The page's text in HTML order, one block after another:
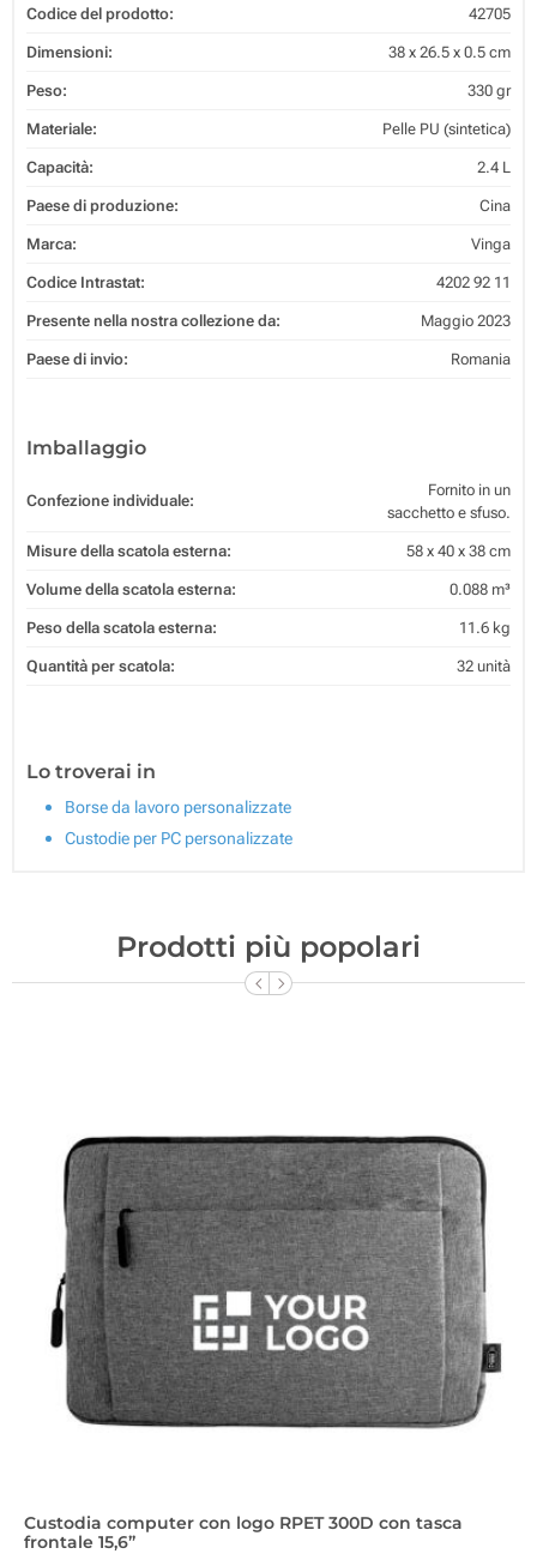
Codice del prodotto: 42705
Dimensioni: 38 x 26.5 x 0.5 cm
Peso: 330 gr
Materiale: Pelle PU (sintetica)
Capacità: 2.4 L
Paese di produzione: Cina
Marca: Vinga
Codice Intrastat: 4202 92 11
Presente nella nostra collezione da: Maggio 2023
Paese di invio: Romania
Imballaggio
Confezione individuale:
Fornito in un
sacchetto e sfuso.
Misure della scatola esterna: 58 x 40 x 38 cm
Volume della scatola esterna: 0.088 m³
Peso della scatola esterna: 11.6 kg
Quantità per scatola: 32 unità
Lo troverai in
Borse da lavoro personalizzate
Custodie per PC personalizzate
Prodotti più popolari
Custodia computer con logo RPET 300D con tasca
frontale 15,6”